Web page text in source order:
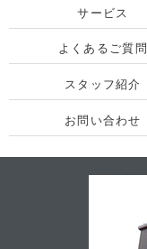
サービス
よくあるご質問
スタッフ紹介
お問い合わせ